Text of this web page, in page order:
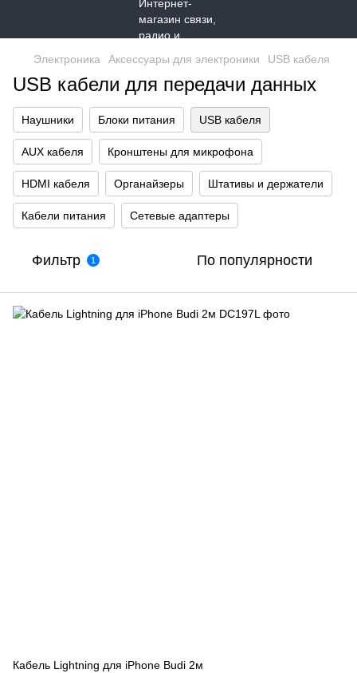
Электроника Аксессуары для электроники USB кабеля
USB кабели для передачи данных
Наушники Блоки питания USB кабеля
AUX кабеля Кронштены для микрофона
HDMI кабеля Органайзеры Штативы и держатели
Кабели питания Сетевые адаптеры
Фильтр 1 По популярности
Кабель Lightning для iPhone Budi 2м